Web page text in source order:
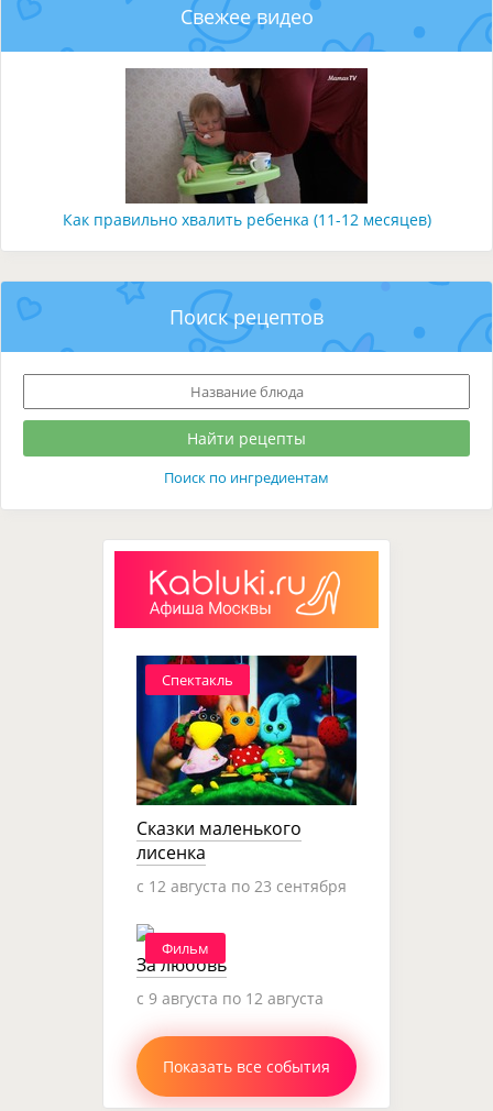
Свежее видео
Как правильно хвалить ребенка (11-12 месяцев)
Поиск рецептов
Поиск по ингредиентам
Спектакль
Сказки маленького
лисенка
c 12 августа по 23 сентября
Фильм
За любовь
c 9 августа по 12 августа
Показать все события